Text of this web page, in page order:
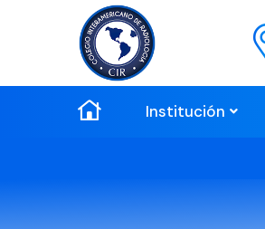
Institución